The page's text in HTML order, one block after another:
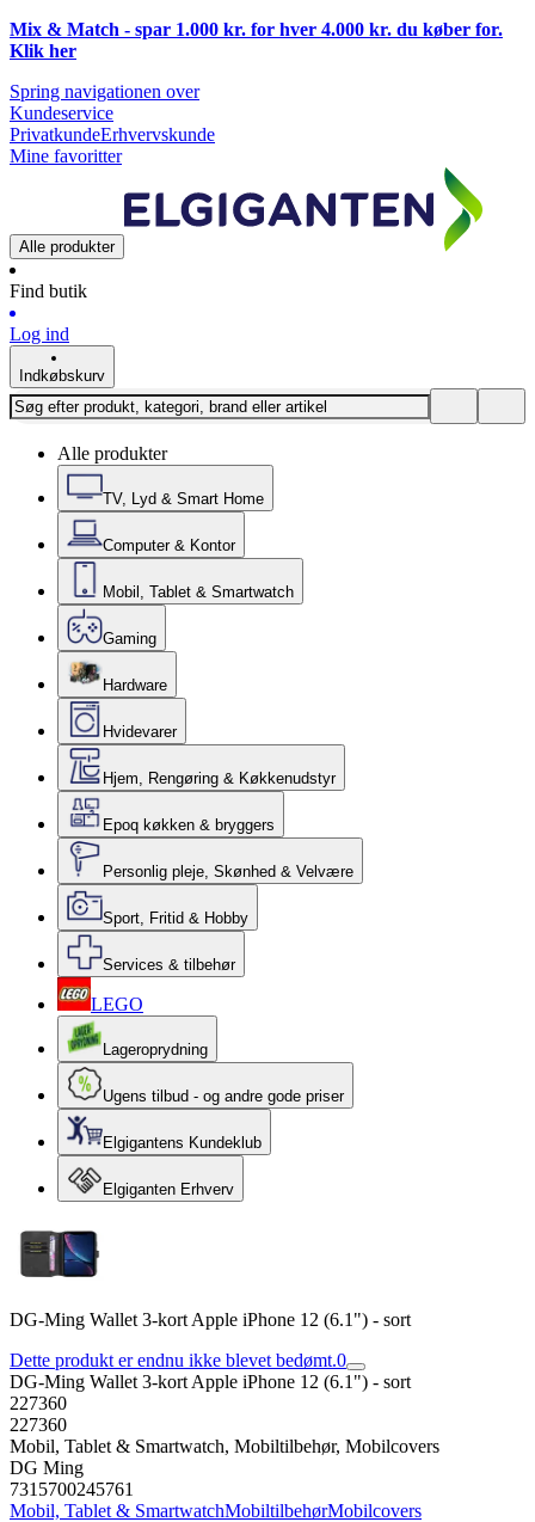
Mix & Match - spar 1.000 kr. for hver 4.000 kr. du køber for.
Klik her
Spring navigationen over
Kundeservice
PrivatkundeErhvervskunde
Mine favoritter
Alle produkter
Find butik
Log ind
Indkøbskurv
Alle produkter
TV, Lyd & Smart Home
Computer & Kontor
Mobil, Tablet & Smartwatch
Gaming
Hardware
Hvidevarer
Hjem, Rengøring & Køkkenudstyr
Epoq køkken & bryggers
Personlig pleje, Skønhed & Velvære
Sport, Fritid & Hobby
Services & tilbehør
LEGO
Lageroprydning
Ugens tilbud - og andre gode priser
Elgigantens Kundeklub
Elgiganten Erhverv
DG-Ming Wallet 3-kort Apple iPhone 12 (6.1") - sort
Dette produkt er endnu ikke blevet bedømt.0
DG-Ming Wallet 3-kort Apple iPhone 12 (6.1") - sort
227360
227360
Mobil, Tablet & Smartwatch, Mobiltilbehør, Mobilcovers
DG Ming
7315700245761
Mobil, Tablet & SmartwatchMobiltilbehørMobilcovers